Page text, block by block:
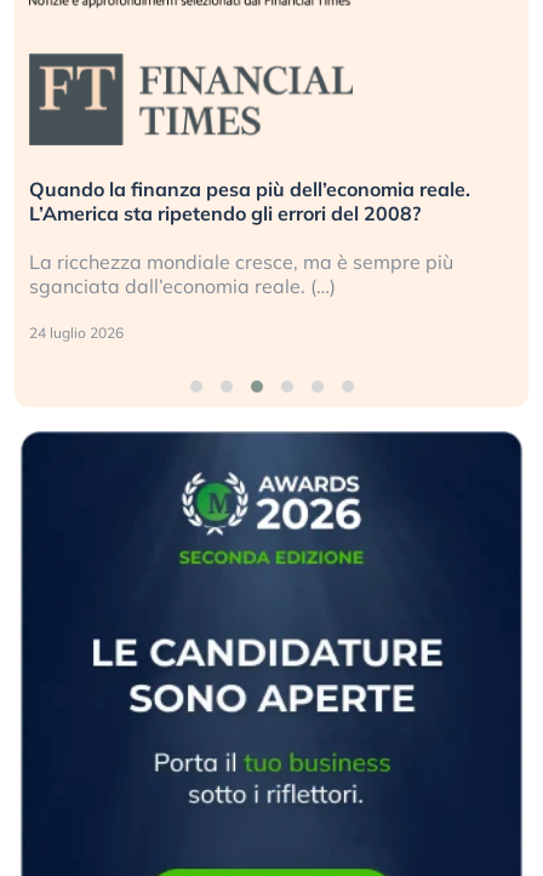
Quando la finanza pesa più dell’economia reale.
L’America sta ripetendo gli errori del 2008?
La ricchezza mondiale cresce, ma è sempre più
sganciata dall’economia reale. (…)
24 luglio 2026